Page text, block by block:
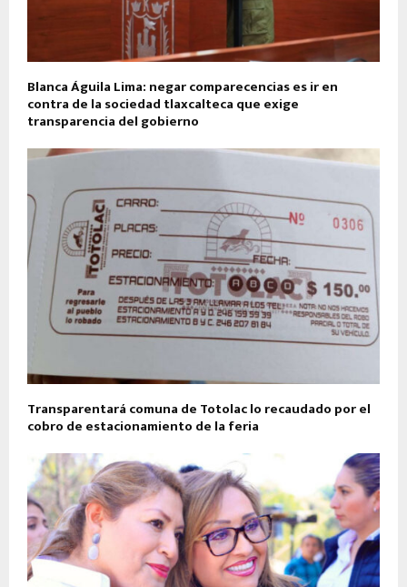
Blanca Águila Lima: negar comparecencias es ir en
contra de la sociedad tlaxcalteca que exige
transparencia del gobierno
Transparentará comuna de Totolac lo recaudado por el
cobro de estacionamiento de la feria